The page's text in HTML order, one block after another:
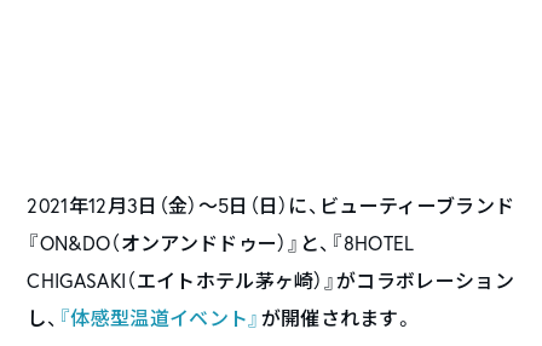
2021年12月3日（金）〜5日（日）に、ビューティーブランド
『ON&DO（オンアンドドゥー）』と、『8HOTEL
CHIGASAKI（エイトホテル茅ヶ崎）』がコラボレーション
し、 『体感型温道イベント』が開催されます。